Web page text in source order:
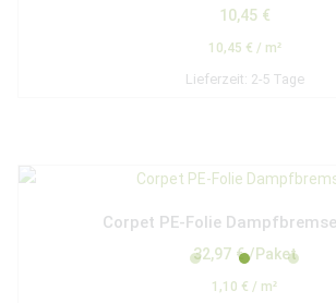
10,45 €
10,45 € / m²
Lieferzeit: 2-5 Tage
Corpet PE-Folie
32,97 € /Paket
1,10 € / m²